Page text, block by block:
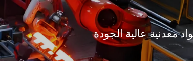
معدنية عالية الجودة